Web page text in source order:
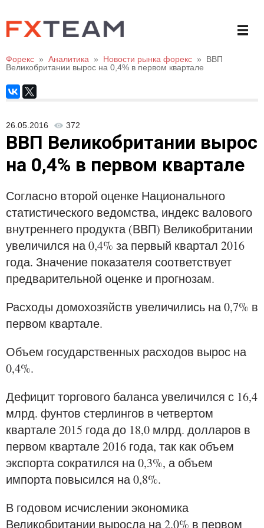
Форекс » Аналитика » Новости рынка форекс »
ВВП
Великобритании вырос на 0,4% в первом квартале
26.05.2016 372
ВВП Великобритании вырос
на 0,4% в первом квартале
Согласно второй оценке Национального
статистического ведомства, индекс валового
внутреннего продукта (ВВП) Великобритании
увеличился на 0,4% за первый квартал 2016
года. Значение показателя соответствует
предварительной оценке и прогнозам.
Расходы домохозяйств увеличились на 0,7% в
первом квартале.
Объем государственных расходов вырос на
0,4%.
Дефицит торгового баланса увеличился с 16,4
млрд. фунтов стерлингов в четвертом
квартале 2015 года до 18,0 млрд. долларов в
первом квартале 2016 года, так как объем
экспорта сократился на 0,3%, а объем
импорта повысился на 0,8%.
В годовом исчислении экономика
Великобритании выросла на 2,0% в первом